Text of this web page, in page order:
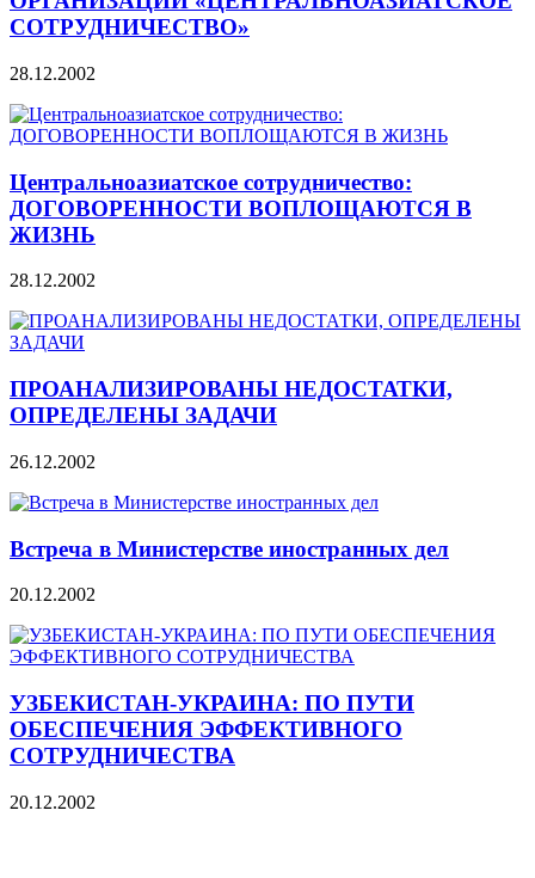
СОТРУДНИЧЕСТВО»
28.12.2002
Центральноазиатское сотрудничество:
ДОГОВОРЕННОСТИ ВОПЛОЩАЮТСЯ В
ЖИЗНЬ
28.12.2002
ПРОАНАЛИЗИРОВАНЫ НЕДОСТАТКИ,
ОПРЕДЕЛЕНЫ ЗАДАЧИ
26.12.2002
Встреча в Министерстве иностранных дел
20.12.2002
УЗБЕКИСТАН-УКРАИНА: ПО ПУТИ
ОБЕСПЕЧЕНИЯ ЭФФЕКТИВНОГО
СОТРУДНИЧЕСТВА
20.12.2002